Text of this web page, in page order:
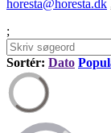
horesta@horesta.dk
;
Sortér: Dato